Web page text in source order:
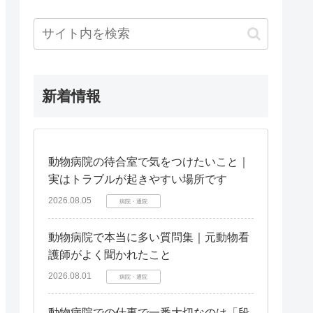
新着情報
動物病院の待合室で気をつけたいこと｜
実はトラブルが起きやすい場所です
2026.08.05 病院・通院
動物病院で本当に多い質問集｜元動物看
護師がよく聞かれたこと
2026.08.01 病院・通院